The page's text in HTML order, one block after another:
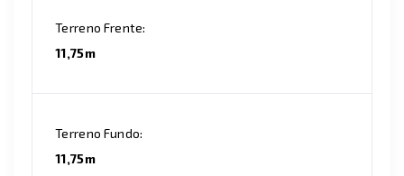
Terreno Frente:
11,75m
Terreno Fundo:
11,75m